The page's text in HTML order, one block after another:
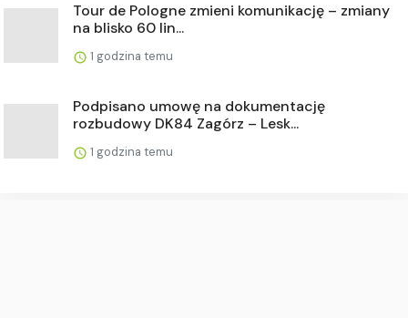
Tour de Pologne zmieni komunikację – zmiany
na blisko 60 lin...
1 godzina temu
Podpisano umowę na dokumentację
rozbudowy DK84 Zagórz – Lesk...
1 godzina temu